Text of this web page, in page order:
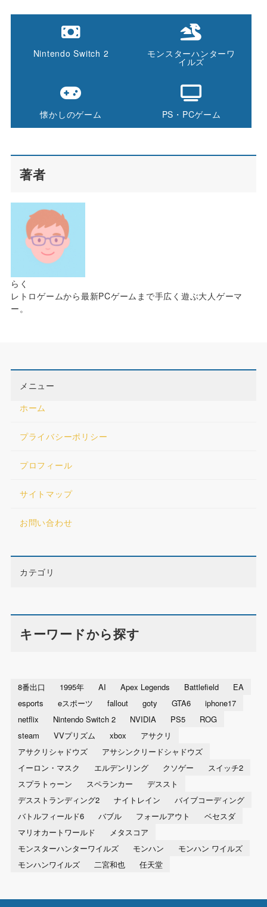
Nintendo Switch 2 モンスターハンターワ
イルズ
懐かしのゲーム PS・PCゲーム
著者
らく
レトロゲームから最新PCゲームまで手広く遊ぶ大人ゲーマ
ー。
メニュー
ホーム
プライバシーポリシー
プロフィール
サイトマップ
お問い合わせ
カテゴリ
キーワードから探す
8番出口 1995年 AI Apex Legends Battlefield
EA
esports
eスポーツ fallout goty GTA6
iphone17
netflix
Nintendo Switch 2 NVIDIA PS5
ROG
steam
VVプリズム xbox
アサクリ
アサクリシャドウズ
アサシンクリードシャドウズ
イーロン・マスク
エルデンリング クソゲー
スイッチ2
スプラトゥーン
スペランカー
デススト
デスストランディング2
ナイトレイン
バイブコーディング
バトルフィールド6
バブル フォールアウト
ベセスダ
マリオカートワールド
メタスコア
モンスターハンターワイルズ
モンハン
モンハン ワイルズ
モンハンワイルズ
二宮和也 任天堂